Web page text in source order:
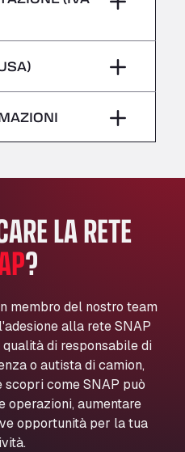
del Guadiel, 23210
II LA RETE
?
membro del nostro team
alla rete SNAP
di responsabile di
o autista di camion,
scopri come SNAP può
operazioni, aumentare
opportunità per la tua